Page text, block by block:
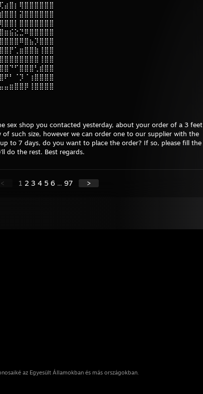
sex shop you contacted yesterday, about your order of a 3 feet
such size, however we can order one to our supplier with the
to 7 days, do you want to place the order? If so, please fill the
do the rest. Best regards.
< 1 2 3 4 5 6 ... 97 >
az Egyesült Államokban és más országokban.